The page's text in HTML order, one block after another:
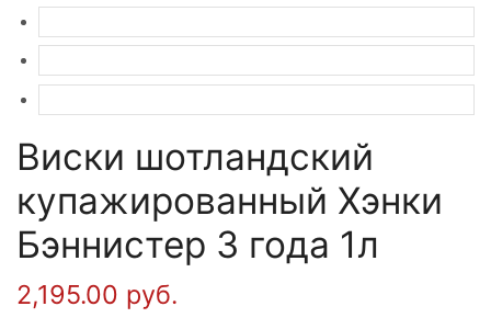
Виски шотландский
купажированный Хэнки
Бэннистер 3 года 1л
2,195.00 руб.